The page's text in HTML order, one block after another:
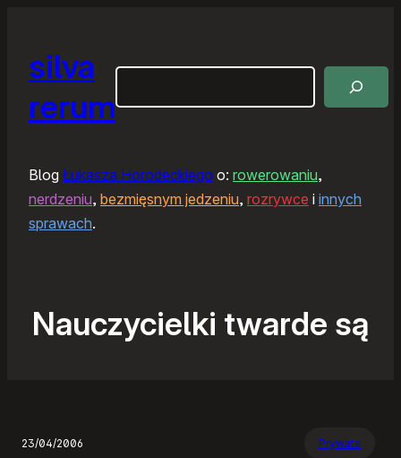
silva
rerum
Blog Łukasza Horodeckiego o: rowerowaniu,
nerdzeniu, bezmięsnym jedzeniu, rozrywce i innych
sprawach.
Nauczycielki twarde są
23/04/2006 Prywata